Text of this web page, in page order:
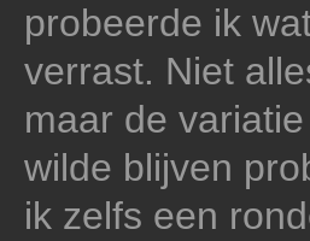
probeerde ik
verrast. Niet
maar de
wilde blijven
ik zelfs een